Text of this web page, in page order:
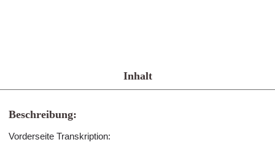
Inhalt
Beschreibung:
Vorderseite Transkription: